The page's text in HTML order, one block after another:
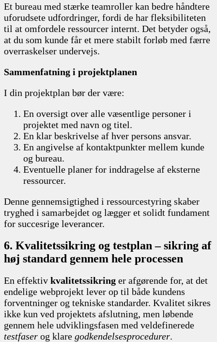
Et bureau med stærke teamroller kan bedre håndtere
uforudsete udfordringer, fordi de har fleksibiliteten
til at omfordele ressourcer internt. Det betyder også,
at du som kunde får et mere stabilt forløb med færre
overraskelser undervejs.
Sammenfatning i projektplanen
I din projektplan bør der være:
En oversigt over alle væsentlige personer i
projektet med navn og titel.
En klar beskrivelse af hver persons ansvar.
En angivelse af kontaktpunkter mellem kunde
og bureau.
Eventuelle planer for inddragelse af eksterne
ressourcer.
Denne gennemsigtighed i ressourcestyring skaber
tryghed i samarbejdet og lægger et solidt fundament
for succesrige leverancer.
6. Kvalitetssikring og testplan – sikring af
høj standard gennem hele processen
En effektiv kvalitetssikring er afgørende for, at det
endelige webprojekt lever op til både kundens
forventninger og tekniske standarder. Kvalitet sikres
ikke kun ved projektets afslutning, men løbende
gennem hele udviklingsfasen med veldefinerede
testfaser og klare godkendelsesprocedurer.